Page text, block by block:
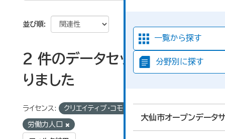
一覧から探す
分野別に探す
大仙市オープンデータ
並び順
2 件のデータセットが見つか
りました
ライセンス: クリエイティブ・コモンズ 表示
労働力人口